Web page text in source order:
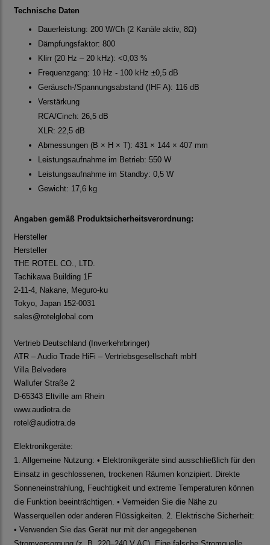
Technische Daten
Dauerleistung: 200 W/Ch (2 Kanäle aktiv, 8Ω)
Dämpfungsfaktor: 800
Klirr (20 Hz – 20 kHz): <0,03 %
Frequenzgang: 10 Hz - 100 kHz ±0,5 dB
Geräusch-/Spannungsabstand (IHF A): 116 dB
Verstärkung
RCA/Cinch: 26,5 dB
XLR: 22,5 dB
Abmessungen (B × H × T): 431 × 144 × 407 mm
Leistungsaufnahme im Betrieb: 550 W
Leistungsaufnahme im Standby: 0,5 W
Gewicht: 17,6 kg
Angaben gemäß Produktsicherheitsverordnung:
Hersteller
Hersteller
THE ROTEL CO., LTD.
Tachikawa Building 1F
2-11-4, Nakane, Meguro-ku
Tokyo, Japan 152-0031
sales@rotelglobal.com
Vertrieb Deutschland (Inverkehrbringer)
ATR – Audio Trade HiFi – Vertriebsgesellschaft mbH
Villa Belvedere
Wallufer Straße 2
D-65343 Eltville am Rhein
www.audiotra.de
rotel@audiotra.de
Elektronikgeräte:
1. Allgemeine Nutzung: • Elektronikgeräte sind ausschließlich für den
Einsatz in geschlossenen, trockenen Räumen konzipiert. Direkte
Sonneneinstrahlung, Feuchtigkeit und extreme Temperaturen können
die Funktion beeinträchtigen. • Vermeiden Sie die Nähe zu
Wasserquellen oder anderen Flüssigkeiten. 2. Elektrische Sicherheit:
• Verwenden Sie das Gerät nur mit der angegebenen